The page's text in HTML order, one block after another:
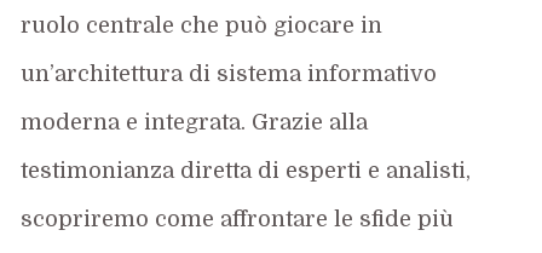
ruolo centrale che può giocare in
un’architettura di sistema informativo
moderna e integrata. Grazie alla
testimonianza diretta di esperti e analisti,
scopriremo come affrontare le sfide più